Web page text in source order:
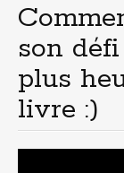
principal
son
plus
livre :)